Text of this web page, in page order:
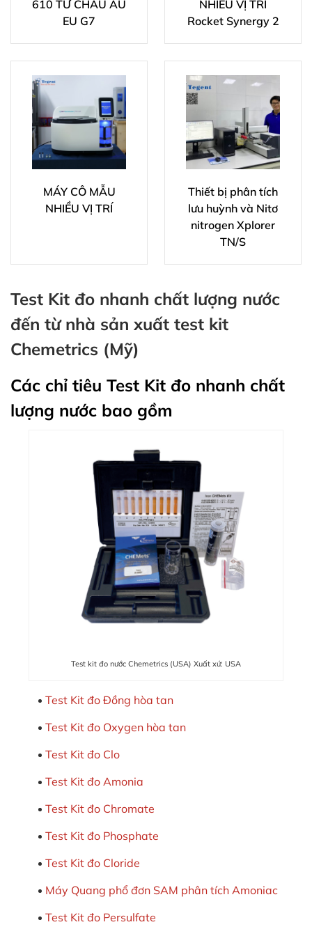
610 TỪ CHÂU ÂU
EU G7
NHIỀU VỊ TRÍ
Rocket Synergy 2
MÁY CÔ MẪU
NHIỀU VỊ TRÍ
Thiết bị phân tích
lưu huỳnh và Nitơ
nitrogen Xplorer
TN/S
Test Kit đo nhanh chất lượng nước
đến từ nhà sản xuất test kit
Chemetrics (Mỹ)
Các chỉ tiêu Test Kit đo nhanh chất
lượng nước bao gồm
Test kit đo nước Chemetrics (USA) Xuất xứ: USA
Test Kit đo Đồng hòa tan
Test Kit đo Oxygen hòa tan
Test Kit đo Clo
Test Kit đo Amonia
Test Kit đo Chromate
Test Kit đo Phosphate
Test Kit đo Cloride
Máy Quang phổ đơn SAM phân tích Amoniac
Test Kit đo Persulfate